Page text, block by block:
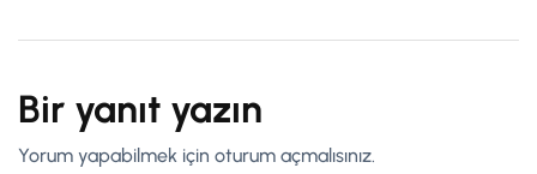
Bir yanıt yazın
Yorum yapabilmek için oturum açmalısınız.